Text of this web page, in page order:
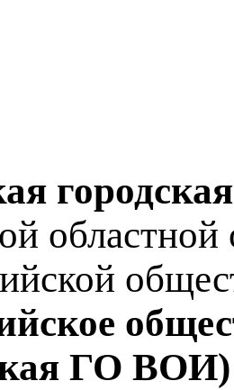
областной
ГО ВОИ)